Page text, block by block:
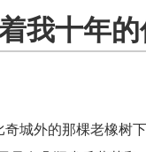
我十年的
外的那棵老橡树